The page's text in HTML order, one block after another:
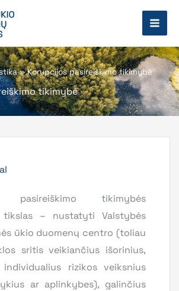
»Korupcijos pasireiškimo tikimybė
tikimybė
pasireiškimo tikimybės
tikslas – nustatyti Valstybės
ūkio duomenų centro (toliau
sritis veikiančius išorinius,
rizikos veiksnius
ar aplinkybes), galinčius